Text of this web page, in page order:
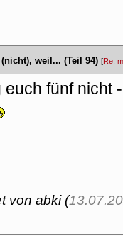
weil... (Teil 94) [Re:
euch fünf nicht
von abki (